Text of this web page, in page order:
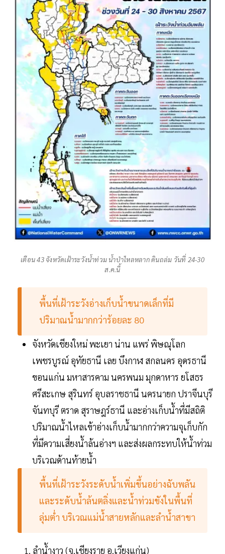
เตือน 43 จังหวัดเฝ้าระวังน้ำท่วม น้ำป่าไหลหลาก ดินถล่ม วันที่ 24-30
ส.ค.นี้
พื้นที่เฝ้าระวังอ่างเก็บน้ำขนาดเล็กที่มี
ปริมาณน้ำมากกว่าร้อยละ 80
จังหวัดเชียงใหม่ พะเยา น่าน แพร่ พิษณุโลก
เพชรบูรณ์ อุทัยธานี เลย บึงกาฬ สกลนคร อุดรธานี
ขอนแก่น มหาสารคาม นครพนม มุกดาหาร ยโสธร
ศรีสะเกษ สุรินทร์ อุบลราชธานี นครนายก ปราจีนบุรี
จันทบุรี ตราด สุราษฎร์ธานี และอ่างเก็บน้ำที่มีสถิติ
ปริมาณน้ำไหลเข้าอ่างเก็บน้ำมากกว่าความจุเก็บกัก
ที่มีความเสี่ยงน้ำล้นอ่างฯ และส่งผลกระทบให้น้ำท่วม
บริเวณด้านท้ายน้ำ
พื้นที่เฝ้าระวังระดับน้ำเพิ่มขึ้นอย่างฉับพลัน
และระดับน้ำล้นตลิ่งและน้ำท่วมขังในพื้นที่
ลุ่มต่ำ บริเวณแม่น้ำสายหลักและลำน้ำสาขา
ลำน้ำงาว (จ.เชียงราย อ.เวียงแก่น)